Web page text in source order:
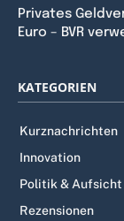
Privates
Euro – BVR
KATEGORIEN
Kurznachrichten
Innovation
Politik & Aufsicht
Rezensionen